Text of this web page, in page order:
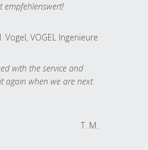
empfehlenswert!
Vogel, VOGEL Ingenieure
with the service and
again when we are next
T. M.